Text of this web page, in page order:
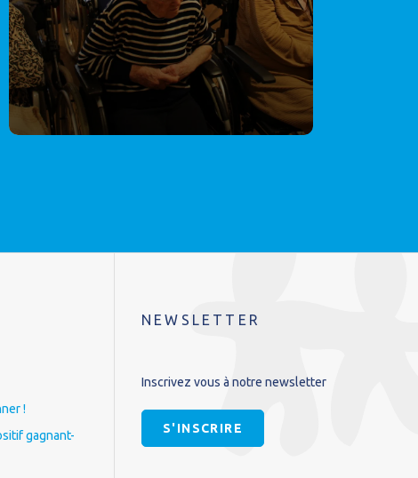
!
gagnant-
NEWSLETTER
Inscrivez vous à notre newsletter
S'INSCRIRE